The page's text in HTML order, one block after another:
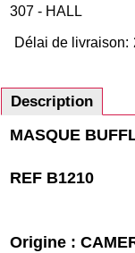
307 - HALL
Délai de livraison:
Description
MASQUE
REF B1210
Origine :